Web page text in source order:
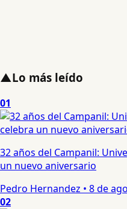
▲Lo más leído
01
32 años del Campanil:
un nuevo aniversario
Pedro Hernandez • 8 de
02